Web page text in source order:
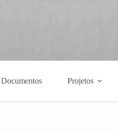
Documentos Projetos